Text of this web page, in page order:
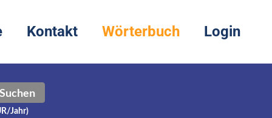
Kontakt Wörterbuch Login
Suchen
Jahr)